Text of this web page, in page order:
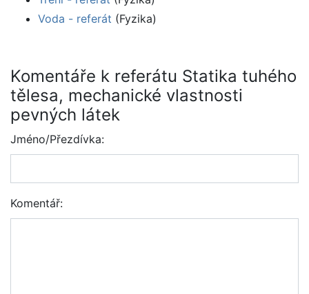
Voda - referát (Fyzika)
Komentáře k referátu Statika tuhého
tělesa, mechanické vlastnosti
pevných látek
Jméno/Přezdívka:
Komentář: